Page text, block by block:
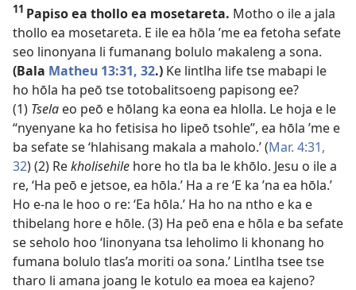
11 Papiso ea thollo ea mosetareta. Motho o ile a jala
thollo ea mosetareta. E ile ea hōla ’me ea fetoha sefate
seo linonyana li fumanang bolulo makaleng a sona.
(Bala Matheu 13:31, 32.) Ke lintlha life tse mabapi le
ho hōla ha peō tse totobalitsoeng papisong ee?
(1) Tsela eo peō e hōlang ka eona ea hlolla. Le hoja e le
“nyenyane ka ho fetisisa ho lipeō tsohle”, ea hōla ’me e
ba sefate se ‘hlahisang makala a maholo.’ (Mar. 4:31,
32) (2) Rekholisehile hore ho tla ba le khōlo. Jesu o ile a
re, ‘Ha peō e jetsoe, ea hōla.’ Ha a re ‘E ka ’na ea hōla.’
Ho e-na le hoo o re: ‘Ea hōla.’ Ha ho na ntho e ka e
thibelang hore e hōle. (3) Ha peō ena e hōla e ba sefate
se seholo hoo ‘linonyana tsa leholimo li khonang ho
fumana bolulo tlas’a moriti oa sona.’ Lintlha tsee tse
tharo li amana joang le kotulo ea moea ea kajeno?